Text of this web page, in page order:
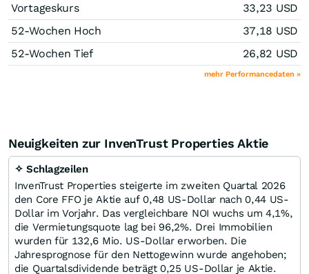
Vortageskurs
33,23 USD
52-Wochen Hoch
37,18 USD
52-Wochen Tief
26,82 USD
mehr Performancedaten »
Neuigkeiten zur InvenTrust Properties Aktie
✧ Schlagzeilen
InvenTrust Properties steigerte im zweiten Quartal 2026
den Core FFO je Aktie auf 0,48 US-Dollar nach 0,44 US-
Dollar im Vorjahr. Das vergleichbare NOI wuchs um 4,1%,
die Vermietungsquote lag bei 96,2%. Drei Immobilien
wurden für 132,6 Mio. US-Dollar erworben. Die
Jahresprognose für den Nettogewinn wurde angehoben;
die Quartalsdividende beträgt 0,25 US-Dollar je Aktie.